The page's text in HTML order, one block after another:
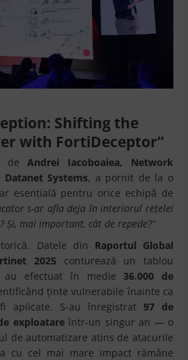
Shifting the
with FortiDeceptor”
deAndrei Iacoboaiea, Network
Datanet Systems, a pornit de la o
esențială pentru orice echipă de
s-ar afla deja în interiorul rețelei
mai important, cât de repede?”
Datele din Raportul Global
2025 conturează un tablou
au efectuat în medie36.000 de
ținte vulnerabile înainte ca
aplicate. S-au înregistrat 97 de
exploatareîntr-un singur an — o
de automatizare atins de atacurile
cu cel mai mare impact rămâne